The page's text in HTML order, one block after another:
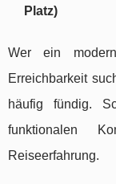
Platz)
Wer ein
Erreichbarkeit
häufig fündig.
funktionalen
Reiseerfahrung.